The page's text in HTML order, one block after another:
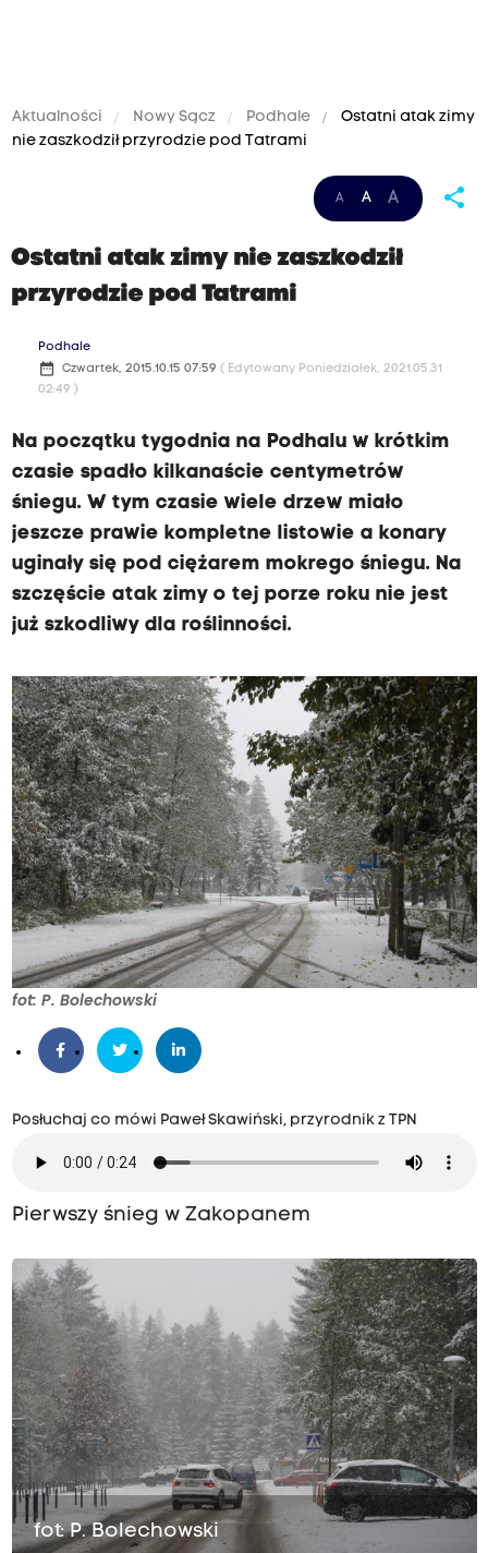
Aktualności Nowy Sącz Podhale
Ostatni atak zimy
nie zaszkodził przyrodzie pod Tatrami
A A A share
Ostatni atak zimy nie zaszkodził
przyrodzie pod Tatrami
Podhale
date_range Czwartek, 2015.10.15 07:59 ( Edytowany Poniedziałek, 2021.05.31
02:49 )
Na początku tygodnia na Podhalu w krótkim
czasie spadło kilkanaście centymetrów
śniegu. W tym czasie wiele drzew miało
jeszcze prawie kompletne listowie a konary
uginały się pod ciężarem mokrego śniegu. Na
szczęście atak zimy o tej porze roku nie jest
już szkodliwy dla roślinności.
fot: P. Bolechowski
Posłuchaj co mówi Paweł Skawiński, przyrodnik z TPN
Pierwszy śnieg w Zakopanem
fot: P. Bolechowski